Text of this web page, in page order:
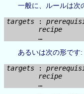
一般に、ルールは次
targets :
recipe
あるいは次の形です:
targets :
recipe